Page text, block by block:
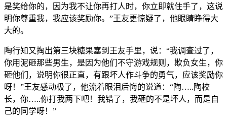
是奖给你的，因为我不让你再打人时，你立即就住手了，这说
明你尊重我，我应该奖励你。”王友更惊疑了，他眼睛睁得大
大的。
陶行知又掏出第三块糖果塞到王友手里，说：“我调查过了，
你用泥砸那些男生，是因为他们不守游戏规则，欺负女生，你
砸他们，说明你很正直，有跟坏人作斗争的勇气，应该奖励你
呀！”王友感动极了，他流着眼泪后悔的说道：“陶…..陶校
长，你…..你打我两下吧！我错了，我砸的不是坏人，而是自
己的同学呀！”